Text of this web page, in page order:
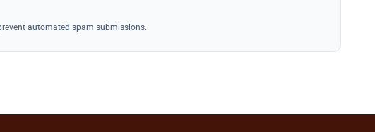
automated spam submissions.